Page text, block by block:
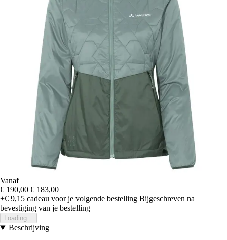
Vanaf
€ 190,00 € 183,00
+€ 9,15 cadeau voor je volgende bestelling Bijgeschreven na
bevestiging van je bestelling
Loading...
Beschrijving